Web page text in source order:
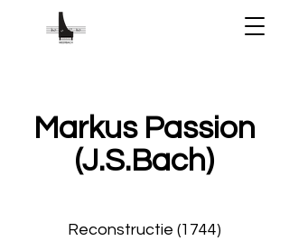
Markus Passion
(J.S.Bach)
Reconstructie (1744)